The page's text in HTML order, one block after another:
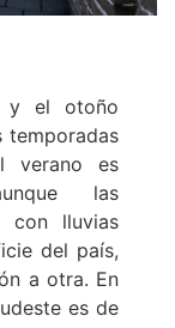
y el otoño
temporadas
verano es
las
con lluvias
del país,
a otra. En
es de